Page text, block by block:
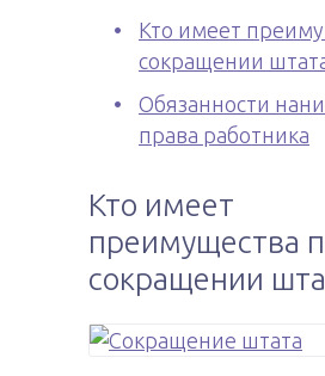
Кто имеет
сокращении
Обязанности
права работника
Кто имеет
преимущества
сокращении